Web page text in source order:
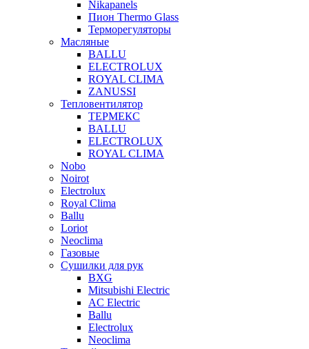
Nikapanels
Пион Thermo Glass
Терморегуляторы
Масляные
BALLU
ELECTROLUX
ROYAL CLIMA
ZANUSSI
Тепловентилятор
ТЕРМЕКС
BALLU
ELECTROLUX
ROYAL CLIMA
Nobo
Noirot
Electrolux
Royal Clima
Ballu
Loriot
Neoclima
Газовые
Сушилки для рук
BXG
Mitsubishi Electric
AC Electric
Ballu
Electrolux
Neoclima